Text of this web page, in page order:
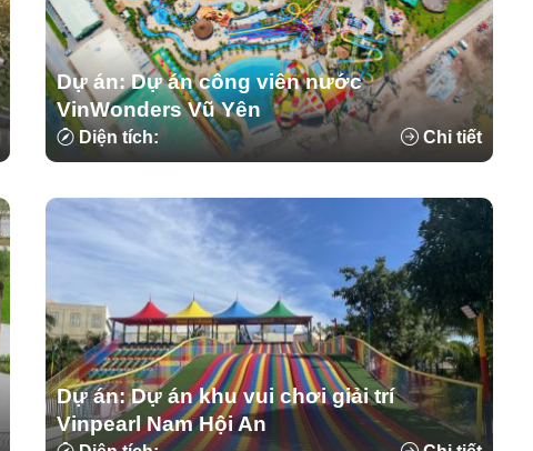
Dự án: Dự án công viên nước
VinWonders Vũ Yên
Diện tích: Chi tiết
Dự án: Dự án khu vui chơi giải trí
Vinpearl Nam Hội An